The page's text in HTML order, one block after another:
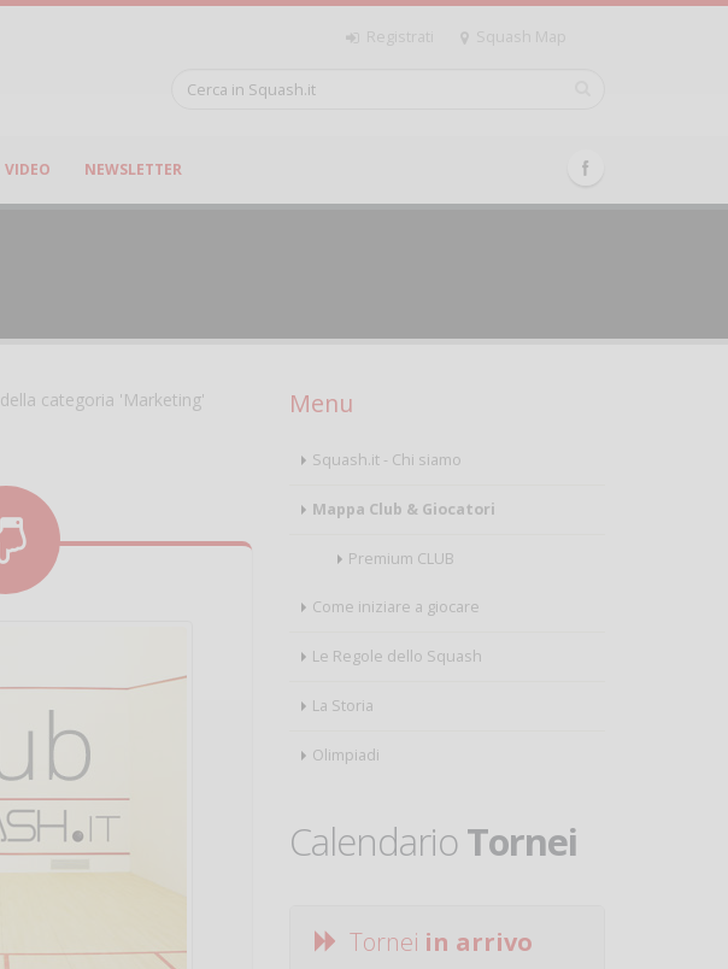
Registrati Squash Map
VIDEO NEWSLETTER
della categoria 'Marketing' Menu
Squash.it - Chi siamo
Mappa Club & Giocatori
Premium CLUB
Come iniziare a giocare
Le Regole dello Squash
La Storia
Olimpiadi
CalendarioTornei
Tornei in arrivo